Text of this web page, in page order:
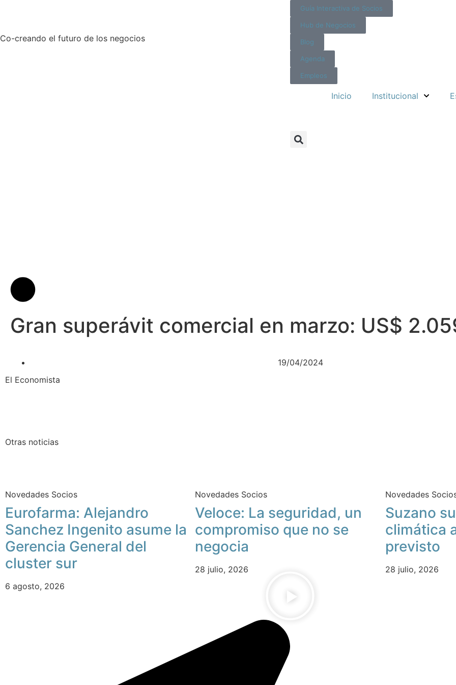
Co-creando el futuro de los negocios
Guía Interactiva de Socios
Hub de Negocios
Blog
Agenda
Empleos
Inicio Institucional
Gran superávit comercial en marzo: US$
19/04/2024
El Economista
Otras noticias
Novedades Socios
Eurofarma: Alejandro
Sanchez Ingenito asume la
Gerencia General del
cluster sur
6 agosto, 2026
Novedades Socios
Veloce: La seguridad, un
compromiso que no se
negocia
28 julio, 2026
Novedades
Suzano
climática
previsto
28 julio, 2026